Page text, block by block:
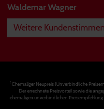
Waldemar Wagner
Weitere
1Ehemaliger Neupreis (Unverbindliche
Der errechnete Preisvorteil sowie die
ehemaligen unverbindlichen Preisempfehlung